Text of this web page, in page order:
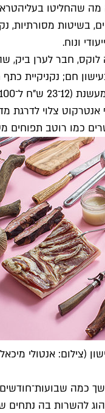
שהחליטו בעלי
מסורתיות,
ונוח.
בעישון חם;
כמו רוטב
כמה
להשרות בה נתחים